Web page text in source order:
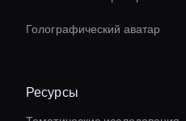
Голографический аватар
Ресурсы